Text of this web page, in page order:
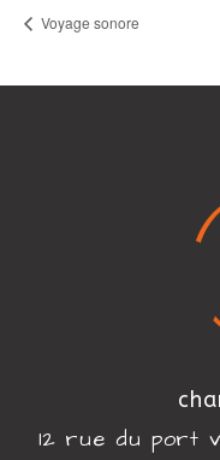
Voyage sonore
12 rue du port